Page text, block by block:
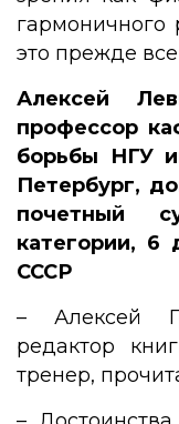
гармоничного
это прежде
Алексей
профессор
борьбы НГУ
Петербург,
почетный
категории, 6
СССР
– Алексей
редактор
тренер,